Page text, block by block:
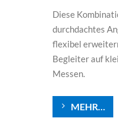
Diese
durchdachtes
flexibel
Begleiter auf
Messen.
MEHR…